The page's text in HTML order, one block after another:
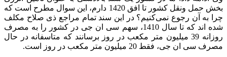
بخش حمل ونقل کشور تا افق 1420 دارم، این سوال مطرح است که
چرا به آن رجوع نمی‌کنیم؟ در این سند تمام مراجع ذی صلاح مکلف
شده اند که تا سال 1410، سهم سی ان جی در کشور را به مصرف
روزانه 39 میلیون متر مکعب در روز برسانند که متاسفانه در حال
مصرف سی ان جی، فقط 20 میلیون متر مکعب در روز است.